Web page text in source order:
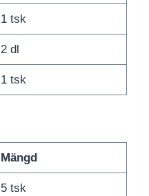
1 tsk
2 dl
1 tsk
Mängd
5 tsk